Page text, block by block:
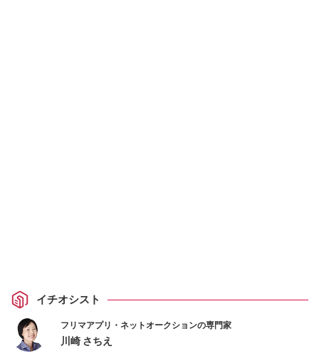
イチオシスト
フリマアプリ・ネットオークションの専門家
川崎 さちえ